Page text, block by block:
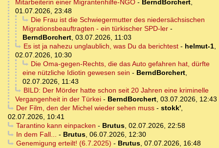
Mitarbeiterin einer Migrantenhilfe-NGO - BerndBorchert,
01.07.2026, 23:48
Die Frau ist die Schwiegermutter des niedersächsischen
Migrationsbeauftragten - ein türkischer SPD-ler -
BerndBorchert, 03.07.2026, 11:03
Es ist ja nahezu unglaublich, was Du da berichtest- helmut-1,
02.07.2026, 10:30
Die Oma-gegen-Rechts, die das Auto gefahren hat, dürfte
eine nützliche Idiotin gewesen sein - BerndBorchert,
02.07.2026, 11:43
BILD: Der Mörder hatte schon seit 20 Jahren eine kriminelle
Vergangenheit in der Türkei - BerndBorchert, 03.07.2026, 12:43
Der Film, den der Michel wieder sehen muss- stokk',
02.07.2026, 10:41
Tarantino kann einpacken - Brutus, 02.07.2026, 22:58
In dem Fall... - Brutus, 06.07.2026, 12:30
Genemigung erteilt! (6.7.2025) - Brutus, 07.07.2026, 16:48